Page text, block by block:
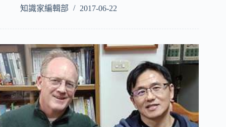
知識家編輯部 2017-06-22